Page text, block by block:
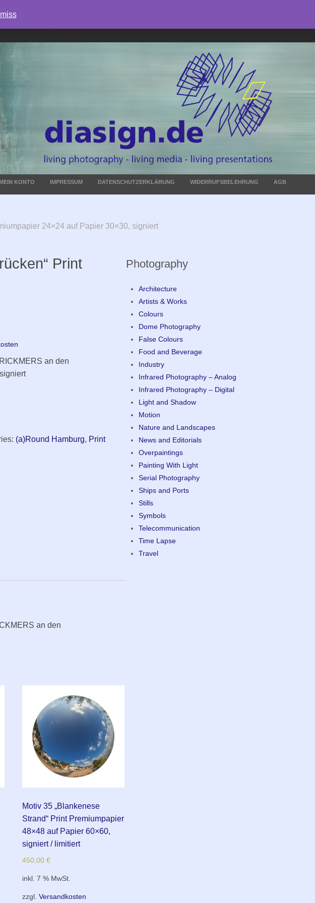
MEIN KONTO IMPRESSUM DATENSCHUTZERKLÄRUNG WIDERRUFSBELEHRUNG AGB
24×24 auf Papier 30×30, signiert
Print
an den
(a)Round Hamburg, Print
an den
Motiv 35 „Blankenese
Strand“ Print Premiumpapier
48×48 auf Papier 60×60,
signiert / limitiert
450,00 €
inkl. 7 % MwSt.
zzgl. Versandkosten
Photography
Architecture
Artists & Works
Colours
Dome Photography
False Colours
Food and Beverage
Industry
Infrared Photography – Analog
Infrared Photography – Digital
Light and Shadow
Motion
Nature and Landscapes
News and Editorials
Overpaintings
Painting With Light
Serial Photography
Ships and Ports
Stills
Symbols
Telecommunication
Time Lapse
Travel